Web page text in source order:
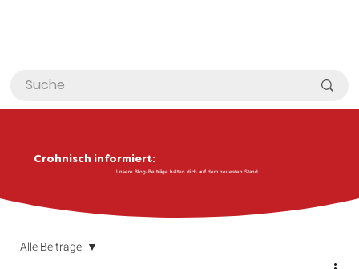
Crohnisch informiert:
Unsere Blog-Beiträge halten dich auf dem neuesten Stand
Alle Beiträge